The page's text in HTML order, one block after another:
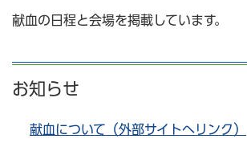
献血の日程と会場を掲載しています。
お知らせ
献血について（外部サイトへリンク）